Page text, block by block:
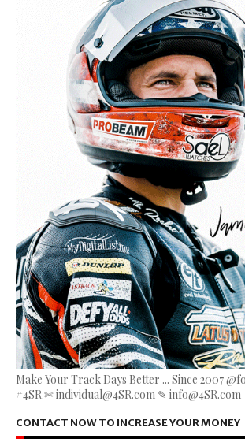
Make Your Track Days Better ... Since 2007
#4SR ✄ individual@4SR.com ✎ info@4SR.com
CONTACT NOW TO INCREASE YOUR MONEY